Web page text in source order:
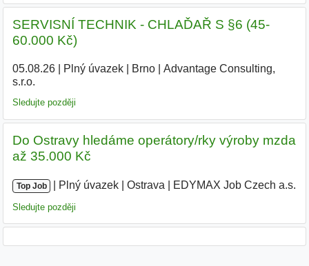
SERVISNÍ TECHNIK - CHLAĎAŘ S §6 (45-
60.000 Kč)
05.08.26| Plný úvazek| Brno|
Advantage Consulting,
s.r.o.
Sledujte později
Do Ostravy hledáme operátory/rky výroby mzda
až 35.000 Kč
Top Job Plný úvazek Ostrava EDYMAX Job Czech a.s.
Sledujte později